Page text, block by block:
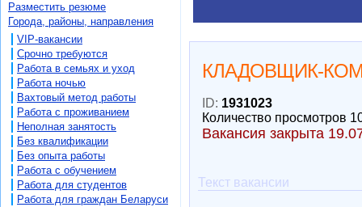
Разместить резюме
Города, районы, направления
VIP-вакансии
Срочно требуются
Работа в семьях и уход
Работа ночью
Вахтовый метод работы
Работа с проживанием
Неполная занятость
Без квалификации
Без опыта работы
Работа с обучением
Работа для студентов
Работа для граждан Беларуси
КЛАДОВЩИК-
ID: 1931023
Количество просмотров
Вакансия закрыта
Текст вакансии